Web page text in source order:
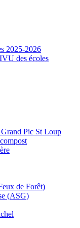
2025-2026
des écoles
Pic St Loup
de Forêt)
(ASG)